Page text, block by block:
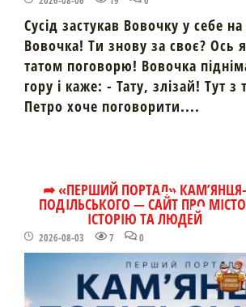
Сусід застукав Вовочку у себе
Вовочка! Ти знову за своє? Ось
татом поговорю! Вовочка
гору і каже: - Тату, злізай! Тут
Петро хоче поговорити....
➦ «ПЕРШИЙ ПОРТАЛ» КАМ’ЯНЦЯ-
ПОДІЛЬСЬКОГО — САЙТ ПРО
ІСТОРІЮ ТА ЛЮДЕЙ
2026-08-03 7 0